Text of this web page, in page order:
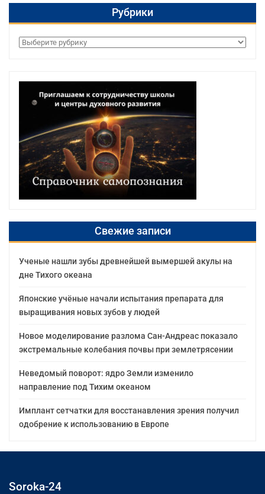
Рубрики
Рубрики
Свежие записи
Ученые нашли зубы древнейшей вымершей акулы на
дне Тихого океана
Японские учёные начали испытания препарата для
выращивания новых зубов у людей
Новое моделирование разлома Сан-Андреас показало
экстремальные колебания почвы при землетрясении
Неведомый поворот: ядро Земли изменило
направление под Тихим океаном
Имплант сетчатки для восстанавления зрения получил
одобрение к использованию в Европе
Soroka-24